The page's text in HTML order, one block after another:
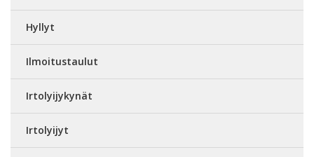
Hyllyt
Ilmoitustaulut
Irtolyijykynät
Irtolyijyt